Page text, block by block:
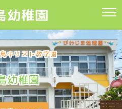
幼稚園
キリスト教学園
幼稚園